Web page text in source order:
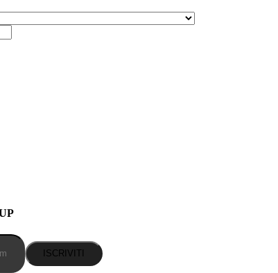
ISCRIVITI